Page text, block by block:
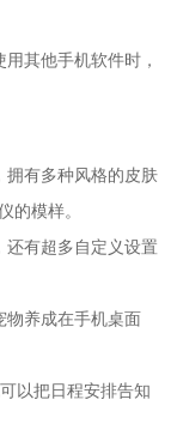
其他手机软件时，
拥有多种风格的皮肤
模样。
有超多自定义设置
物养成在手机桌面
以把日程安排告知